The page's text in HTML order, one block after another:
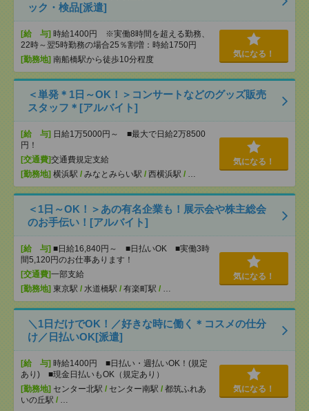
ック・検品[派遣]
[給 与] 時給1400円 ※実働8時間を超える勤務、
22時～翌5時勤務の場合25％割増：時給1750円
[勤務地] 南船橋駅から徒歩10分程度
気になる！
＜単発＊1日～OK！＞コンサートなどのグッズ販売
スタッフ＊[アルバイト]
[給 与] 日給1万5000円～ ■最大で日給2万8500
円！
[交通費]交通費規定支給
[勤務地] 横浜駅 / みなとみらい駅 / 西横浜駅 / …
気になる！
＜1日～OK！＞あの有名企業も！展示会や株主総会
のお手伝い！[アルバイト]
[給 与] ■日給16,840円～ ■日払いOK ■実働3時
間5,120円のお仕事あります！
[交通費]一部支給
[勤務地] 東京駅 / 水道橋駅 / 有楽町駅 / …
気になる！
＼1日だけでOK！／好きな時に働く＊コスメの仕分
け／日払いOK[派遣]
[給 与] 時給1400円 ■日払い・週払いOK！(規定
あり) ■現金日払いもOK（規定あり）
[勤務地] センター北駅 / センター南駅 / 都筑ふれあ
いの丘駅 / …
気になる！